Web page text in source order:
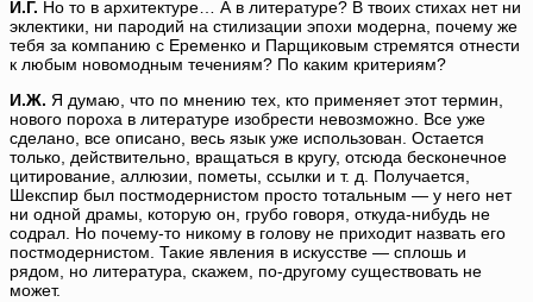
И.Г. Но то в архитектуре… А в литературе? В твоих стихах нет ни
эклектики, ни пародий на стилизации эпохи модерна, почему же
тебя за компанию с Еременко и Парщиковым стремятся отнести
к любым новомодным течениям? По каким критериям?
И.Ж. Я думаю, что по мнению тех, кто применяет этот термин,
нового пороха в литературе изобрести невозможно. Все уже
сделано, все описано, весь язык уже использован. Остается
только, действительно, вращаться в кругу, отсюда бесконечное
цитирование, аллюзии, пометы, ссылки и т. д. Получается,
Шекспир был постмодернистом просто тотальным — у него нет
ни одной драмы, которую он, грубо говоря, откуда-нибудь не
содрал. Но почему-то никому в голову не приходит назвать его
постмодернистом. Такие явления в искусстве — сплошь и
рядом, но литература, скажем, по-другому существовать не
может.